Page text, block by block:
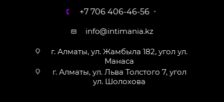
+7 706 406-46-56
info@intimania.kz
г. Алматы, ул. Жамбыла 182, угол ул.
Манаса
г. Алматы, ул. Льва Толстого 7, угол
ул. Шолохова